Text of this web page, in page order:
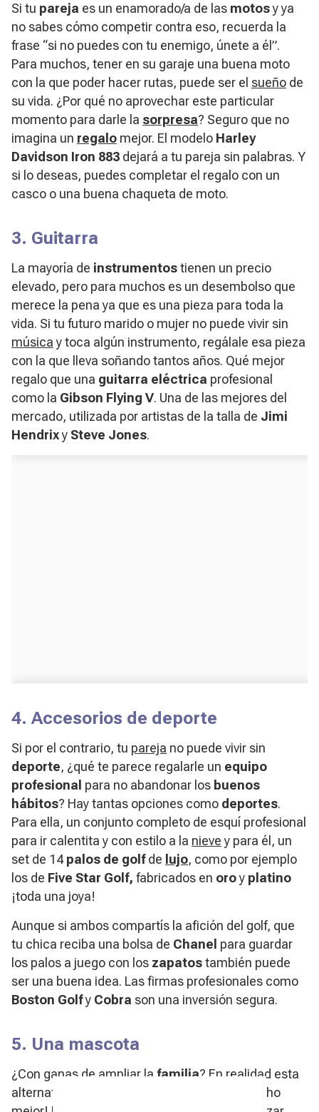
Si tu pareja es un enamorado/a de las motosy ya
no sabes cómo competir contra eso, recuerda la
frase “si no puedes con tu enemigo, únete a él”.
Para muchos, tener en su garaje una buena moto
con la que poder hacer rutas, puede ser el sueño de
su vida. ¿Por qué no aprovechar este particular
momento para darle la sorpresa? Seguro que no
imagina un regalo mejor. El modelo Harley
Davidson Iron 883 dejará a tu pareja sin palabras. Y
si lo deseas, puedes completar el regalo con un
casco o una buena chaqueta de moto.
3. Guitarra
La mayoría de instrumentostienen un precio
elevado, pero para muchos es un desembolso que
merece la pena ya que es una pieza para toda la
vida. Si tu futuro marido o mujer no puede vivir sin
músicay toca algún instrumento, regálale esa pieza
con la que lleva soñando tantos años. Qué mejor
regalo que una guitarra eléctrica profesional
como la Gibson Flying V. Una de las mejores del
mercado, utilizada por artistas de la talla de Jimi
Hendrixy Steve Jones.
4. Accesorios de deporte
Si por el contrario, tu pareja no puede vivir sin
deporte, ¿qué te parece regalarle un equipo
profesional para no abandonar los buenos
hábitos? Hay tantas opciones como deportes.
Para ella, un conjunto completo de esquí profesional
para ir calentita y con estilo a la nievey para él, un
set de 14palos de golfde lujo, como por ejemplo
los de Five Star Golf, fabricados en oroy platino
¡toda una joya!
Aunque si ambos compartís la afición del golf, que
tu chica reciba una bolsa de Chanel para guardar
los palos a juego con los zapatostambién puede
ser una buena idea. Las firmas profesionales como
Boston Golfy Cobra son una inversión segura.
5. Una mascota
¿Con ganas de ampliar la familia? En realidad esta
alternativa sería un
compartido, ¡mucho